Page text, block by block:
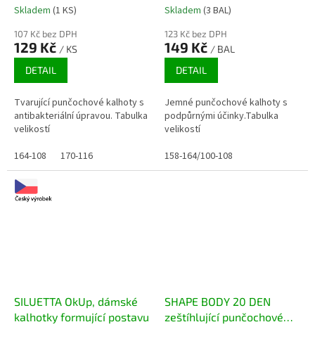
Skladem (1 KS)
107 Kč bez DPH
129 Kč / KS
DETAIL
Tvarující punčochové kalhoty s
antibakteriální úpravou. Tabulka
velikostí
164-108
170-116
DEN
Skladem (3 BAL)
123 Kč bez DPH
149 Kč / BAL
DETAIL
Jemné punčochové kalhoty s
podpůrnými účinky.Tabulka
velikostí
158-164/100-108
SILUETTA OkUp, dámské
kalhotky formující postavu
SHAPE BODY 20 DEN
zeštíhlující punčochové